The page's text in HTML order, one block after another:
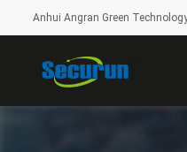
Anhui Angran Green